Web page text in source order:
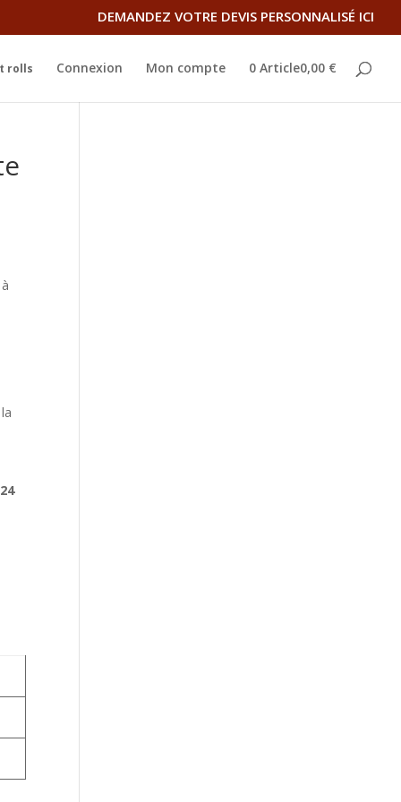
DEMANDEZ VOTRE DEVIS PERSONNALISÉ ICI
rolls Connexion Mon compte 0 Article0,00 €
24